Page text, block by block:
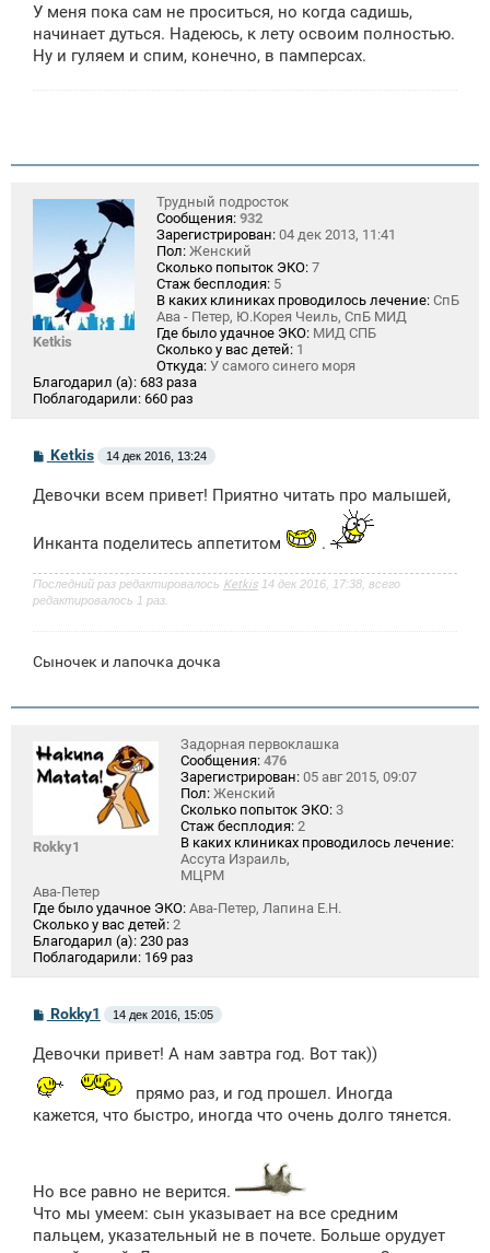
б
щ
н
У меня пока сам не проситься, но когда садишь,
начинает дуться. Надеюсь, к лету освоим полностью.
Ну и гуляем и спим, конечно, в памперсах.
Ketkis
Трудный подросток
Сообщения: 932
Зарегистрирован: 04 дек 2013, 11:41
Пол: Женский
Сколько попыток ЭКО: 7
Стаж бесплодия: 5
В каких клиниках проводилось лечение: СпБ
Ава - Петер, Ю.Корея Чеиль, СпБ МИД
Где было удачное ЭКО: МИД СПБ
Сколько у вас детей: 1
Откуда: У самого синего моря
Благодарил (а): 683 раза
Поблагодарили: 660 раз
С
б
н
е
Ketkis 14 дек 2016, 13:24
Девочки всем привет! Приятно читать про малышей,
Инканта поделитесь аппетитом .
Последний раз редактировалось Ketkis 14 дек 2016, 17:38, всего
редактировалось 1 раз.
Сыночек и лапочка дочка
Rokky1
Задорная первоклашка
Сообщения: 476
Зарегистрирован: 05 авг 2015, 09:07
Пол: Женский
Сколько попыток ЭКО: 3
Стаж бесплодия: 2
В каких клиниках проводилось лечение:
Ассута Израиль,
МЦРМ
Ава-Петер
Где было удачное ЭКО: Ава-Петер, Лапина Е.Н.
Сколько у вас детей: 2
Благодарил (а): 230 раз
Поблагодарили: 169 раз
С
о
б
е
н
и
Rokky1 14 дек 2016, 15:05
Девочки привет! А нам завтра год. Вот так))
прямо раз, и год прошел. Иногда
кажется, что быстро, иногда что очень долго тянется.
Но все равно не верится.
Что мы умеем: сын указывает на все средним
пальцем, указательный не в почете. Больше орудует